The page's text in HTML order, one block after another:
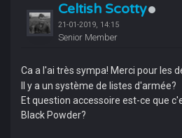
Celtish Scotty
21-01-2019, 14:15
Senior Member
Ca a l'ai très sympa! Merci pour les
Il y a un système de listes d'armée?
Et question accessoire est-ce que
Black Powder?